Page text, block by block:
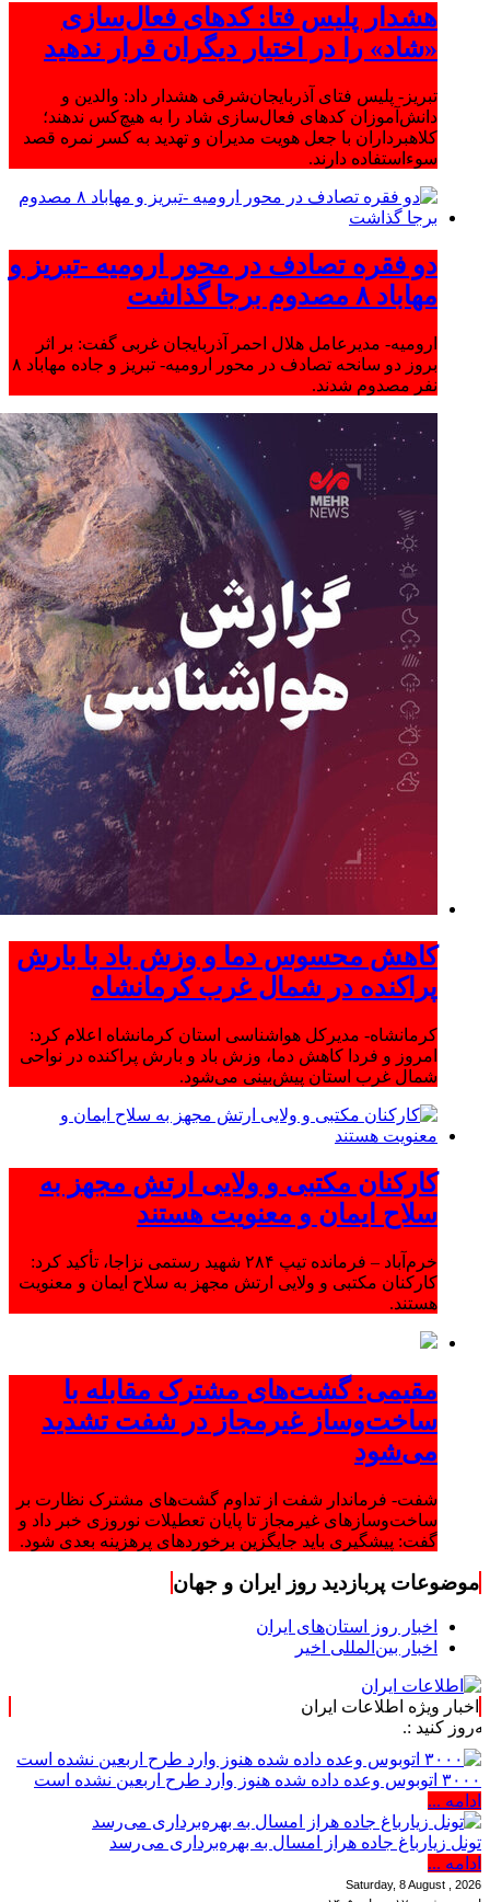
هشدار پلیس فتا: کدهای فعال‌سازی
«شاد» را در اختیار دیگران قرار ندهید
تبریز- پلیس فتای آذربایجان‌شرقی هشدار داد: والدین و
دانش‌آموزان کدهای فعال‌سازی شاد را به هیچ‌کس ندهند؛
کلاهبرداران با جعل هویت مدیران و تهدید به کسر نمره قصد
سوءاستفاده دارند.
دو فقره تصادف در محور ارومیه -تبریز و
مهاباد ۸ مصدوم برجا گذاشت
ارومیه- مدیرعامل هلال احمر آذربایجان غربی گفت: بر اثر
بروز دو سانحه تصادف در محور ارومیه- تبریز و جاده مهاباد ۸
نفر مصدوم شدند.
کاهش محسوس دما و وزش باد با بارش
پراکنده در شمال غرب کرمانشاه
کرمانشاه- مدیرکل هواشناسی استان کرمانشاه اعلام کرد:
امروز و فردا کاهش دما، وزش باد و بارش پراکنده در نواحی
شمال غرب استان پیش‌بینی می‌شود.
کارکنان مکتبی و ولایی ارتش مجهز به
سلاح ایمان و معنویت هستند
خرم‌آباد – فرمانده تیپ ۲۸۴ شهید رستمی نزاجا، تأکید کرد:
کارکنان مکتبی و ولایی ارتش مجهز به سلاح ایمان و معنویت
هستند.
مقیمی: گشت‌های مشترک مقابله با
ساخت‌وساز غیرمجاز در شفت تشدید
می‌شود
شفت- فرماندار شفت از تداوم گشت‌های مشترک نظارت بر
ساخت‌وسازهای غیرمجاز تا پایان تعطیلات نوروزی خبر داد و
گفت: پیشگیری باید جایگزین برخوردهای پرهزینه بعدی شود.
موضوعات پربازدید روز ایران و جهان
اخبار روز استان‌های ایران
اخبار بین‌المللی اخیر
اخبار ویژه اطلاعات ایران
۳۰۰۰ اتوبوس وعده داده شده هنوز وارد طرح اربعین نشده است
ادامه ...
تونل زیارباغ جاده هراز امسال به بهره‌برداری می‌رسد
ادامه ...
Saturday, 8 August , 2026